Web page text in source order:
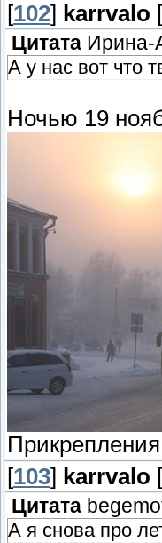
[102] karrvalo
Цитата Ирина-
А у нас вот что
Ночью 19
[103] karrvalo
Цитата
А я снова про